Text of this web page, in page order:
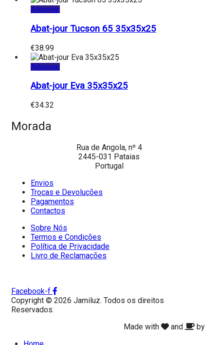
Adicionar
Abat-jour Tucson 65 35x35x25
€38.99
Adicionar
Abat-jour Eva 35x35x25
€34.32
Morada
Rua de Angola, nº 4
2445-031 Pataias
Portugal
Envios
Trocas e Devoluções
Pagamentos
Contactos
Sobre Nós
Termos e Condições
Política de Privacidade
Livro de Reclamações
Facebook-f
Copyright © 2026 Jamiluz. Todos os direitos
Reservados.
Made with
and
by